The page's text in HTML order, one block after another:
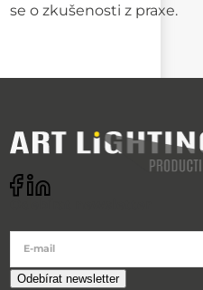
se o zkušenosti z praxe.
E-mail